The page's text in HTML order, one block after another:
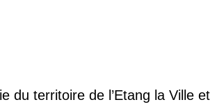
du territoire de l’Etang la Ville et